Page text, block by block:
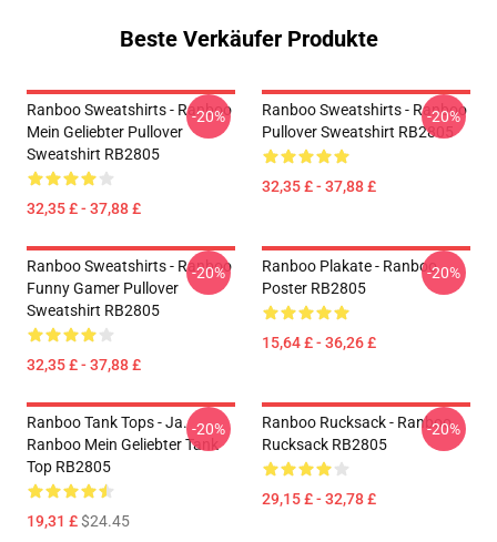
Beste Verkäufer Produkte
Ranboo Sweatshirts - Ranboo
Mein Geliebter Pullover
Sweatshirt RB2805
32,35 £ - 37,88 £
-20%
Ranboo Sweatshirts - Ranboo
Pullover Sweatshirt RB2805
32,35 £ - 37,88 £
-20%
Ranboo Sweatshirts - Ranboo
Funny Gamer Pullover
Sweatshirt RB2805
32,35 £ - 37,88 £
-20%
Ranboo Plakate - Ranboo
Poster RB2805
15,64 £ - 36,26 £
-20%
Ranboo Tank Tops - Ja.
Ranboo Mein Geliebter Tank
Top RB2805
19,31 £$24.45
-20%
Ranboo Rucksack - Ranboo
Rucksack RB2805
29,15 £ - 32,78 £
-20%